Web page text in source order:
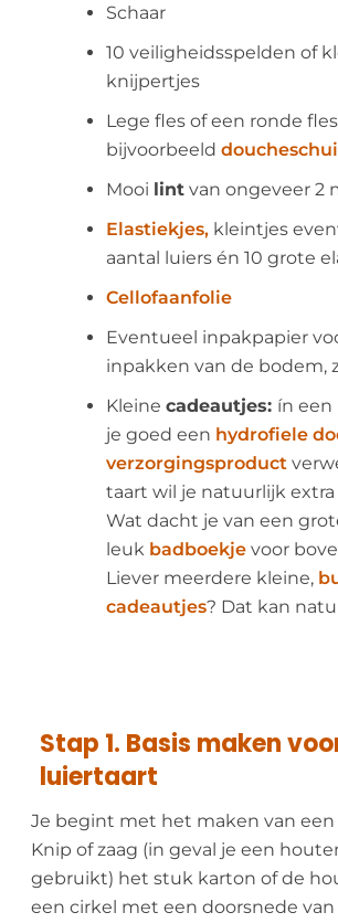
Schaar
10 veiligheidsspelden of
knijpertjes
Lege fles of een ronde
bijvoorbeeld
Mooi lint van ongeveer 2
Elastiekjes, kleintjes
aantal luiers én 10 grote
Cellofaanfolie
Eventueel inpakpapier
inpakken van de bodem,
Kleinecadeautjes: ín een
je goed een hydrofiele
verzorgingsproduct
taart wil je natuurlijk extra
Wat dacht je van een
leuk badboekje voor
Liever meerdere kleine,
cadeautjes? Dat kan
Stap 1. Basis maken
luiertaart
Je begint met het maken van een
Knip of zaag (in geval je een
gebruikt) het stuk karton of de
een cirkel met een doorsnede